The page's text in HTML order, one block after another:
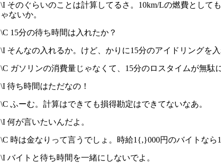
\I そのぐらいのことは計算してるさ。10km/Lの燃費として
ゃないか。
\C 15分の待ち時間は入れたか？
\I そんなの入れるか。けど、かりに15分のアイドリングを
\C ガソリンの消費量じゃなくて、15分のロスタイムが無駄
\I 待ち時間はただなの！
\C ふーむ。計算はできても損得勘定はできてないなあ。
\I 何が言いたいんだよ。
\C 時は金なりって言うでしょ。時給1{,}000円のバイトなら
\I バイトと待ち時間を一緒にしないでよ。